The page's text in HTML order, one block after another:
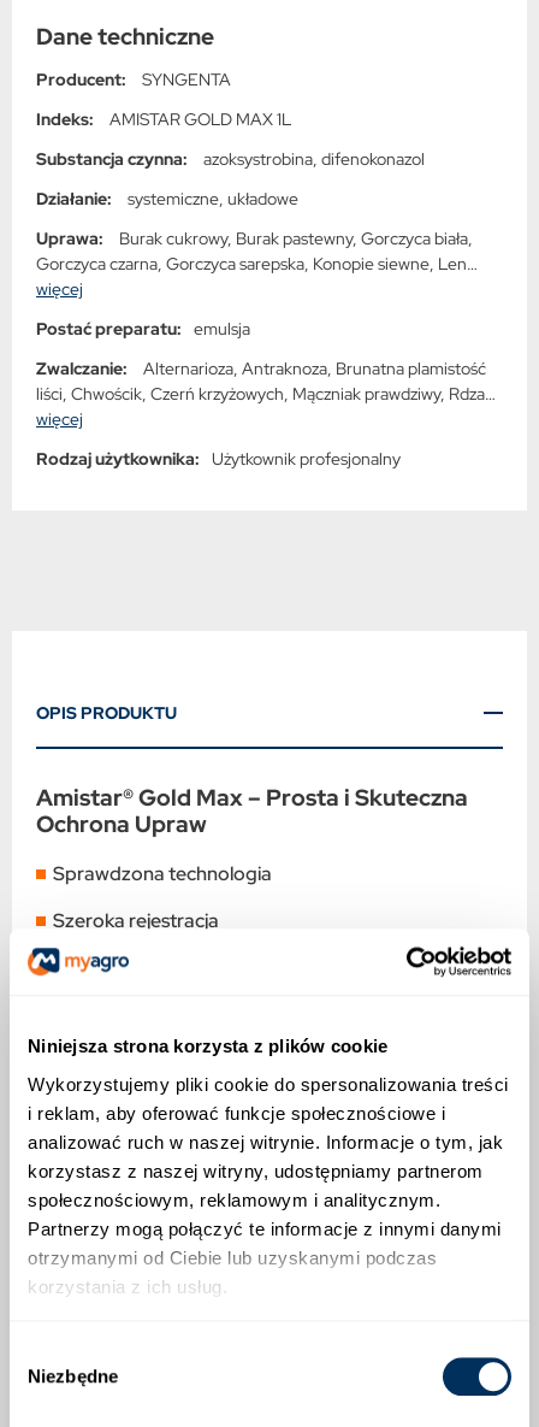
Niniejsza strona korzysta z plików cookie
Wykorzystujemy pliki cookie do spersonalizowania treści
i reklam, aby oferować funkcje społecznościowe i
analizować ruch w naszej witrynie. Informacje o tym, jak
korzystasz z naszej witryny, udostępniamy partnerom
społecznościowym, reklamowym i analitycznym.
Partnerzy mogą połączyć te informacje z innymi danymi
otrzymanymi od Ciebie lub uzyskanymi podczas
korzystania z ich usług.
zgody
Niezbędne
Dane techniczne
Producent:
SYNGENTA
Indeks:
AMISTAR GOLD MAX 1L
Substancja czynna:
azoksystrobina, difenokonazol
Działanie:
systemiczne, układowe
Uprawa:
Gorczyca czarna, Gorczyca sarepska, Konopie siewne, Len
zwyczajny, Lnianka siewna jara, Mak lekarski, Pszenica jara,
twarda ozima, Pszenżyto jare, Pszenżyto ozime, Rzepak jary,
Rzepak ozimy, Rzepik ozimy, Soja, Słonecznik, Żyto jare, Żyto
ozime
więcej
Postać preparatu:
emulsja
Zwalczanie:
liści, Chwościk, Czerń krzyżowych, Mączniak prawdziwy, Rdza
brunatna, Rdza brunatna pszenicy, Rdza żółta, Rizoktonioza,
Sucha zgnilizna kapustnych, Zgnilizna twardzikowa
więcej
Rodzaj użytkownika:
Użytkownik profesjonalny
OPIS PRODUKTU
Amistar® Gold Max – Prosta i Skuteczna
Ochrona Upraw
Sprawdzona technologia
Szeroka rejestracja
Wygoda stosowania
Nowoczesna ochrona fungicydowa – działa zarówno
zapobiegawczo, jak i interwencyjnie
Dwa składniki aktywne – difenokonazol (125 g/l) +
azoksystrobina (125 g/l)
Szerokie zastosowanie – rzepak, burak cukrowy,
słonecznik, soja i wiele innych upraw
Łatwość stosowania – jedna dawka: 1 l/ha
Jak działa Amistar® Gold Max?
długotrwałą ochronę